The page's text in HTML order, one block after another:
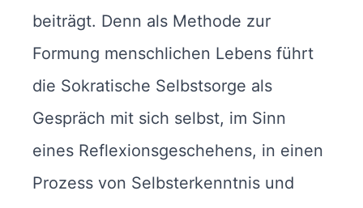
beiträgt. Denn als Methode zur
Formung menschlichen Lebens führt
die Sokratische Selbstsorge als
Gespräch mit sich selbst, im Sinn
eines Reflexionsgeschehens, in einen
Prozess von Selbsterkenntnis und